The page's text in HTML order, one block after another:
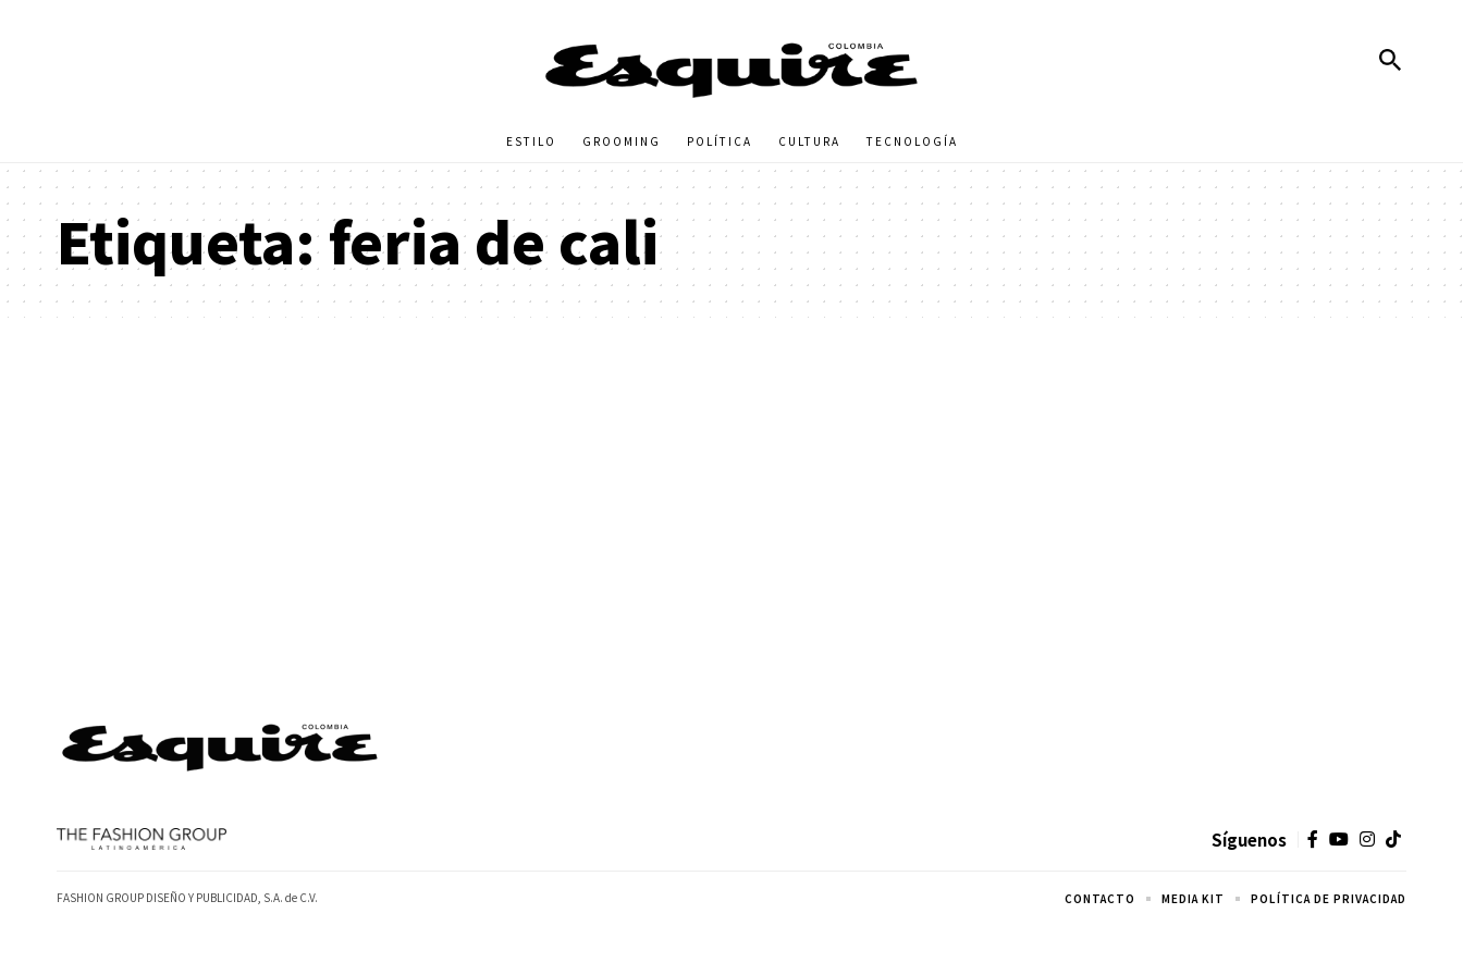
ESTILO GROOMING POLÍTICA CULTURA TECNOLOGÍA
Etiqueta:feria de cali
Síguenos
FASHION GROUP DISEÑO Y PUBLICIDAD, S.A. de C.V. CONTACTO MEDIA KIT POLÍTICA DE PRIVACIDAD